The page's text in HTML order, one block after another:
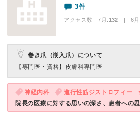
3件
アクセス数 7月:132 | 6月:
巻き爪（嵌入爪）について
【専門医・資格】 皮膚科専門医
神経内科 進行性筋ジストロフィー
院長の医療に対する思いの深さ、患者への